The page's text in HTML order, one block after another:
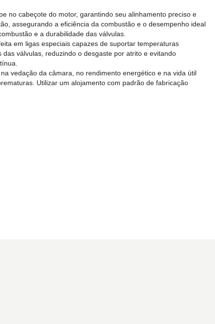
no cabeçote do motor, garantindo seu alinhamento preciso e
assegurando a eficiência da combustão e o desempenho ideal
e a durabilidade das válvulas.
em ligas especiais capazes de suportar temperaturas
válvulas, reduzindo o desgaste por atrito e evitando
vedação da câmara, no rendimento energético e na vida útil
Utilizar um alojamento com padrão de fabricação